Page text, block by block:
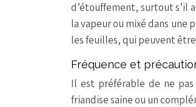
d’étouffement, surtout s’il
la vapeur ou mixé dans une
les feuilles, qui peuvent
Fréquence et
Il est préférable de ne
friandise saine ou un